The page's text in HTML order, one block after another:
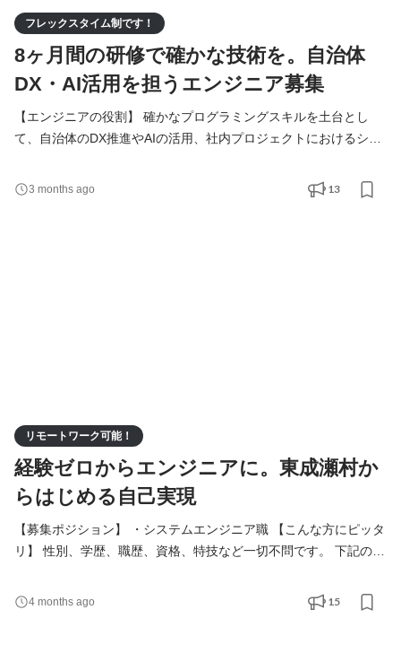
フレックスタイム制です！
8ヶ月間の研修で確かな技術を。自治体
DX・AI活用を担うエンジニア募集
【エンジニアの役割】 確かなプログラミングスキルを土台とし
て、自治体のDX推進やAIの活用、社内プロジェクトにおけるシス
技術を習得し、段階的に実務へと携わっていきます。 具体的な業
務内容 ・自治体DX・業務システムの構築支援： 役場の業務効率
3 months ago 13
リモートワーク可能！
経験ゼロからエンジニアに。東成瀬村か
らはじめる自己実現
【募集ポジション】 ・システムエンジニア職 【こんな方にピッタ
リ】 性別、学歴、職歴、資格、特技など一切不問です。 下記のよ
ある方 ・変化を楽しめる方 ・安定基盤のある公的企業で長く就労
したい方 ・地域社会の役に立ちたい方 ・環境やエネルギー問題に
4 months ago 15